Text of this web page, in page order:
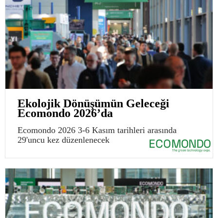
Ekolojik Dönüşümün Geleceği
Ecomondo 2026’da
Ecomondo 2026 3-6 Kasım tarihleri arasında
29'uncu kez düzenlenecek